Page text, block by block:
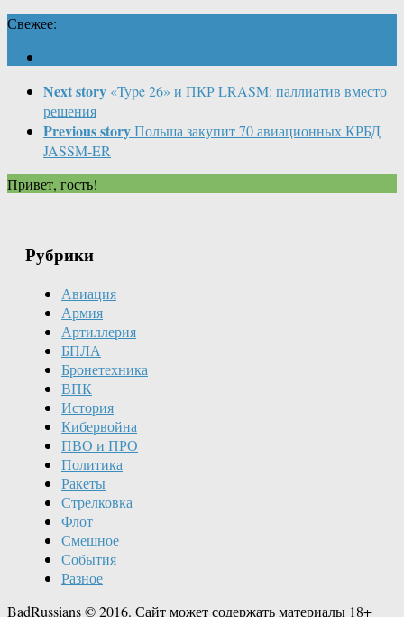
Свежее:
Next story «Type 26» и ПКР LRASM: паллиатив вместо
решения
Previous storyПольша закупит 70 авиационных КРБД
JASSM-ER
Привет, гость!
Рубрики
Авиация
Армия
Артиллерия
БПЛА
Бронетехника
ВПК
История
Кибервойна
ПВО и ПРО
Политика
Ракеты
Стрелковка
Флот
Смешное
События
Разное
BadRussians © 2016. Сайт может содержать материалы 18+